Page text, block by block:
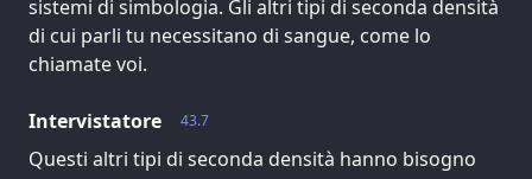
sistemi di simbologia. Gli altri tipi di seconda densità
di cui parli tu necessitano di sangue, come lo
chiamate voi.
43.7
Intervistatore
Questi altri tipi di seconda densità hanno bisogno